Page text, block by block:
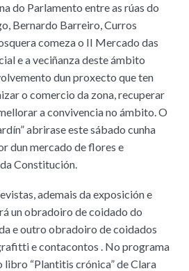
do Parlamento entre as rúas do
Bernardo Barreiro, Curros
comeza o II Mercado das
e a veciñanza deste ámbito
dun proxecto que ten
o comercio da zona, recuperar
a convivencia no ámbito. O
abrirase este sábado cunha
dun mercado de flores e
Constitución.
ademais da exposición e
un obradoiro de coidado do
e outro obradoiro de coidados
e contacontos . No programa
“Plantitis crónica” de Clara